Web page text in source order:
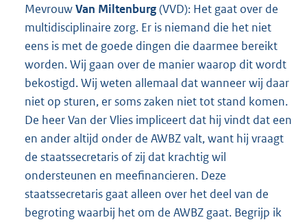
MevrouwVan Miltenburg(VVD): Het gaat over de
multidisciplinaire zorg. Er is niemand die het niet
eens is met de goede dingen die daarmee bereikt
worden. Wij gaan over de manier waarop dit wordt
bekostigd. Wij weten allemaal dat wanneer wij daar
niet op sturen, er soms zaken niet tot stand komen.
De heer Van der Vlies impliceert dat hij vindt dat een
en ander altijd onder de AWBZ valt, want hij vraagt
de staatssecretaris of zij dat krachtig wil
ondersteunen en meefinancieren. Deze
staatssecretaris gaat alleen over het deel van de
begroting waarbij het om de AWBZ gaat. Begrijp ik